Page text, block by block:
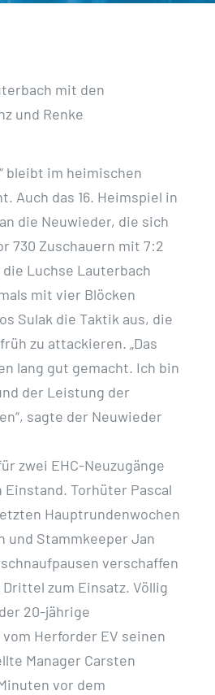
mit den
und Renke
bleibt im heimischen
Auch das 16. Heimspiel in
die Neuwieder, die sich
730 Zuschauern mit 7:2
die Luchse Lauterbach
mit vier Blöcken
Sulak die Taktik aus, die
zu attackieren. „Das
lang gut gemacht. Ich bin
der Leistung der
sagte der Neuwieder
zwei EHC-Neuzugänge
Torhüter Pascal
Hauptrundenwochen
und Stammkeeper Jan
verschaffen
zum Einsatz. Völlig
20-jährige
Herforder EV seinen
Manager Carsten
vor dem